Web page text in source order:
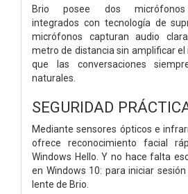
Brio posee dos micrófonos
integrados con tecnología de
micrófonos capturan audio
metro de distancia sin amplificar
que las conversaciones
naturales.
SEGURIDAD
Mediante sensores ópticos e
ofrece reconocimiento facial
Windows Hello. Y no hace falta
en Windows 10: para iniciar
lente de Brio.